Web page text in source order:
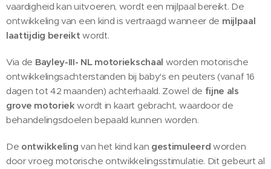
vaardigheid kan uitvoeren, wordt een mijlpaal bereikt. De
ontwikkeling van een kind is vertraagd wanneer de mijlpaal
laattijdig bereikt wordt.
Via de Bayley-III- NL motoriekschaal worden motorische
ontwikkelingsachterstanden bij baby's en peuters (vanaf 16
dagen tot 42 maanden) achterhaald. Zowel de fijne als
grove motoriek wordt in kaart gebracht, waardoor de
behandelingsdoelen bepaald kunnen worden.
De ontwikkelingvan het kind kan gestimuleerdworden
door vroeg motorische ontwikkelingsstimulatie. Dit gebeurt al